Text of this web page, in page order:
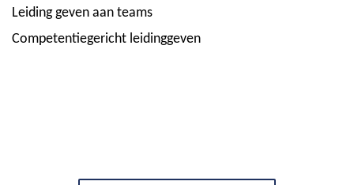
Leiding geven aan teams
Competentiegericht leidinggeven